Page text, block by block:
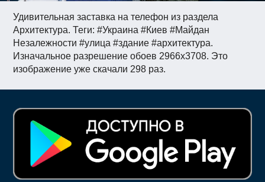
Удивительная заставка на телефон из раздела
Архитектура. Теги: #Украина #Киев #Майдан
Незалежности #улица #здание #архитектура.
Изначальное разрешение обоев 2966x3708. Это
изображение уже скачали 298 раз.